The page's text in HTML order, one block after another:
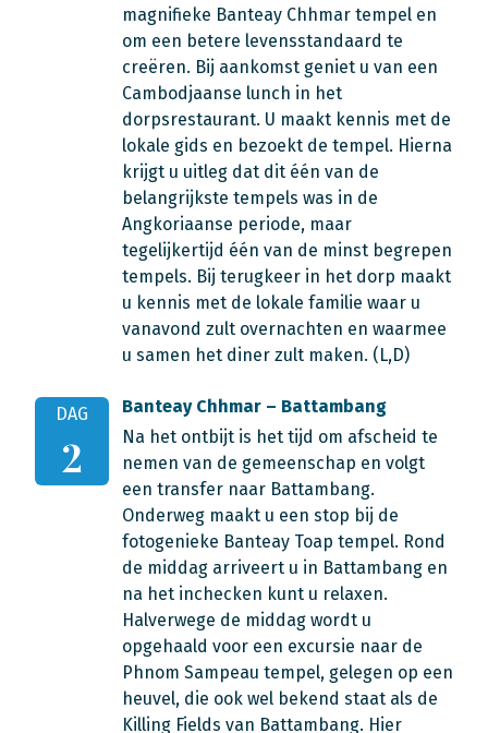
magnifieke Banteay Chhmar tempel en
om een betere levensstandaard te
creëren. Bij aankomst geniet u van een
Cambodjaanse lunch in het
dorpsrestaurant. U maakt kennis met de
lokale gids en bezoekt de tempel. Hierna
krijgt u uitleg dat dit één van de
belangrijkste tempels was in de
Angkoriaanse periode, maar
tegelijkertijd één van de minst begrepen
tempels. Bij terugkeer in het dorp maakt
u kennis met de lokale familie waar u
vanavond zult overnachten en waarmee
u samen het diner zult maken. (L,D)
DAG
2
Banteay Chhmar – Battambang
Na het ontbijt is het tijd om afscheid te
nemen van de gemeenschap en volgt
een transfer naar Battambang.
Onderweg maakt u een stop bij de
fotogenieke Banteay Toap tempel. Rond
de middag arriveert u in Battambang en
na het inchecken kunt u relaxen.
Halverwege de middag wordt u
opgehaald voor een excursie naar de
Phnom Sampeau tempel, gelegen op een
heuvel, die ook wel bekend staat als de
Killing Fields van Battambang. Hier